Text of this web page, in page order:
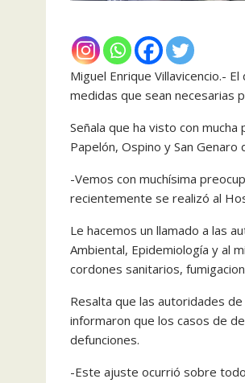
Miguel Enrique Villavicencio.-
medidas que sean necesarias
Señala que ha visto con
Papelón, Ospino y San Genaro
-Vemos con muchísima
recientemente se realizó al
Le hacemos un llamado a las
Ambiental, Epidemiología y al
cordones sanitarios,
Resalta que las autoridades
informaron que los casos de
defunciones.
-Este ajuste ocurrió sobre